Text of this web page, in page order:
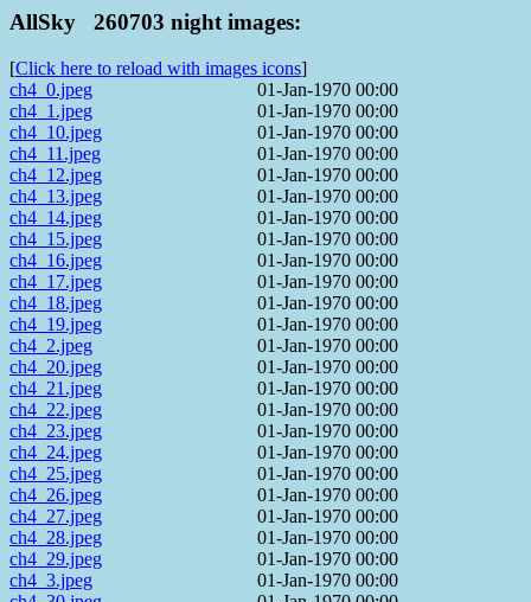
AllSky 260703 night images:
[Click here to reload with images icons]
ch4_0.jpeg
01-Jan-1970 00:00
ch4_1.jpeg
01-Jan-1970 00:00
ch4_10.jpeg
01-Jan-1970 00:00
ch4_11.jpeg
01-Jan-1970 00:00
ch4_12.jpeg
01-Jan-1970 00:00
ch4_13.jpeg
01-Jan-1970 00:00
ch4_14.jpeg
01-Jan-1970 00:00
ch4_15.jpeg
01-Jan-1970 00:00
ch4_16.jpeg
01-Jan-1970 00:00
ch4_17.jpeg
01-Jan-1970 00:00
ch4_18.jpeg
01-Jan-1970 00:00
ch4_19.jpeg
01-Jan-1970 00:00
ch4_2.jpeg
01-Jan-1970 00:00
ch4_20.jpeg
01-Jan-1970 00:00
ch4_21.jpeg
01-Jan-1970 00:00
ch4_22.jpeg
01-Jan-1970 00:00
ch4_23.jpeg
01-Jan-1970 00:00
ch4_24.jpeg
01-Jan-1970 00:00
ch4_25.jpeg
01-Jan-1970 00:00
ch4_26.jpeg
01-Jan-1970 00:00
ch4_27.jpeg
01-Jan-1970 00:00
ch4_28.jpeg
01-Jan-1970 00:00
ch4_29.jpeg
01-Jan-1970 00:00
ch4_3.jpeg
01-Jan-1970 00:00